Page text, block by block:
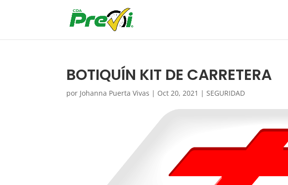
BOTIQUÍN KIT DE CARRETERA
por Johanna Puerta Vivas | Oct 20, 2021 |SEGURIDAD